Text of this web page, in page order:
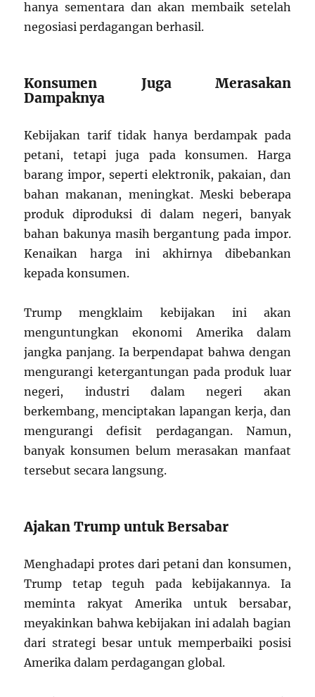
hanya sementara dan akan membaik setelah
negosiasi perdagangan berhasil.
Konsumen Juga Merasakan
Dampaknya
Kebijakan tarif tidak hanya berdampak pada
petani, tetapi juga pada konsumen. Harga
barang impor, seperti elektronik, pakaian, dan
bahan makanan, meningkat. Meski beberapa
produk diproduksi di dalam negeri, banyak
bahan bakunya masih bergantung pada impor.
Kenaikan harga ini akhirnya dibebankan
kepada konsumen.
Trump mengklaim kebijakan ini akan
menguntungkan ekonomi Amerika dalam
jangka panjang. Ia berpendapat bahwa dengan
mengurangi ketergantungan pada produk luar
negeri, industri dalam negeri akan
berkembang, menciptakan lapangan kerja, dan
mengurangi defisit perdagangan. Namun,
banyak konsumen belum merasakan manfaat
tersebut secara langsung.
Ajakan Trump untuk Bersabar
Menghadapi protes dari petani dan konsumen,
Trump tetap teguh pada kebijakannya. Ia
meminta rakyat Amerika untuk bersabar,
meyakinkan bahwa kebijakan ini adalah bagian
dari strategi besar untuk memperbaiki posisi
Amerika dalam perdagangan global.